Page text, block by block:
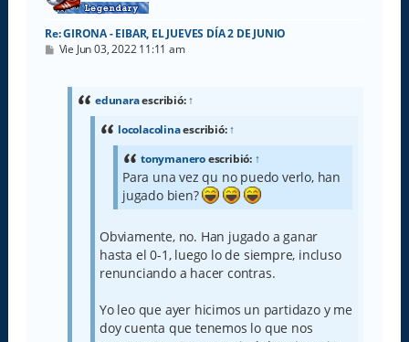
Re: GIRONA - EIBAR, EL JUEVES DÍA 2 DE JUNIO
M
Vie Jun 03, 2022 11:11 am
edunaraescribió:↑
locolacolinaescribió:↑
tonymaneroescribió: ↑
Para una vez qu no puedo verlo, han
jugado bien?
Obviamente, no. Han jugado a ganar
hasta el 0-1, luego lo de siempre, incluso
renunciando a hacer contras.
Yo leo que ayer hicimos un partidazo y me
doy cuenta que tenemos lo que nos